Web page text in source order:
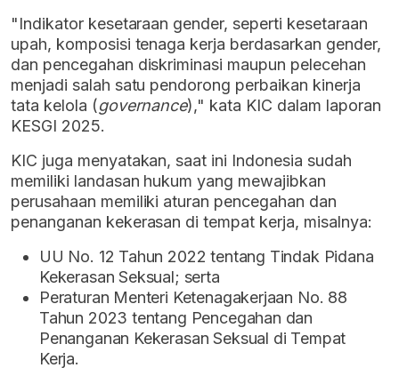
"Indikator kesetaraan gender, seperti kesetaraan
upah, komposisi tenaga kerja berdasarkan gender,
dan pencegahan diskriminasi maupun pelecehan
menjadi salah satu pendorong perbaikan kinerja
tata kelola (governance)," kata KIC dalam laporan
KESGI 2025.
KIC juga menyatakan, saat ini Indonesia sudah
memiliki landasan hukum yang mewajibkan
perusahaan memiliki aturan pencegahan dan
penanganan kekerasan di tempat kerja, misalnya:
UU No. 12 Tahun 2022 tentang Tindak Pidana
Kekerasan Seksual; serta
Peraturan Menteri Ketenagakerjaan No. 88
Tahun 2023 tentang Pencegahan dan
Penanganan Kekerasan Seksual di Tempat
Kerja.